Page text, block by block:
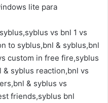
lite para
vs bnl 1 vs
to syblus,bnl & syblus,bnl
custom in free fire,syblus
& syblus vs
friends,syblus bnl